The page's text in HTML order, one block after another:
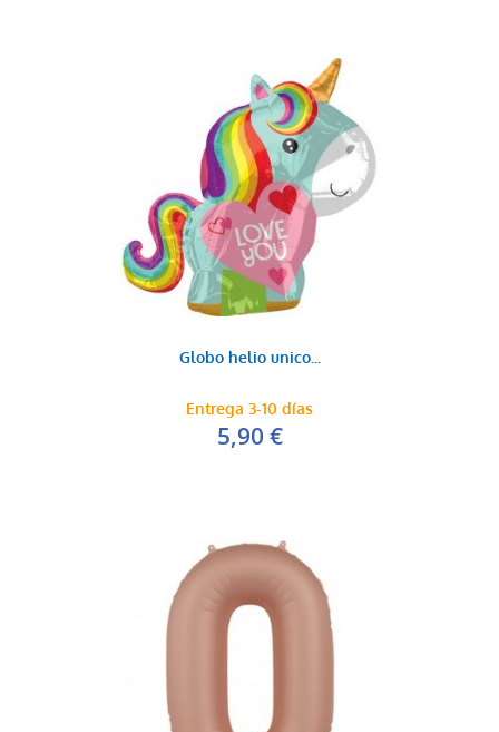
Globo letra Q
AÑADIR AL CARRITO
Globo letra R
3,99 €
Globo helio unico...
Entrega 3-10 días
5,90 €